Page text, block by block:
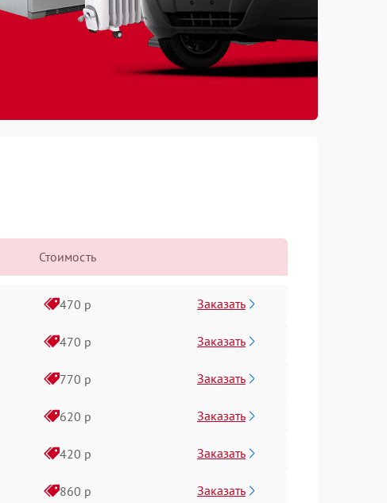
Стоимость
470 р Заказать
470 р Заказать
770 р Заказать
620 р Заказать
420 р Заказать
860 р Заказать